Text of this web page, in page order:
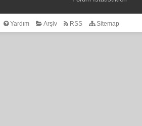
Yardım Arşiv RSS Sitemap